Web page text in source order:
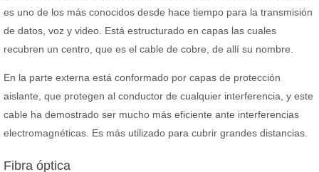
es uno de los más conocidos desde hace tiempo para la transmisión
de datos, voz y video. Está estructurado en capas las cuales
recubren un centro, que es el cable de cobre, de allí su nombre.
En la parte externa está conformado por capas de protección
aislante, que protegen al conductor de cualquier interferencia, y este
cable ha demostrado ser mucho más eficiente ante interferencias
electromagnéticas. Es más utilizado para cubrir grandes distancias.
Fibra óptica